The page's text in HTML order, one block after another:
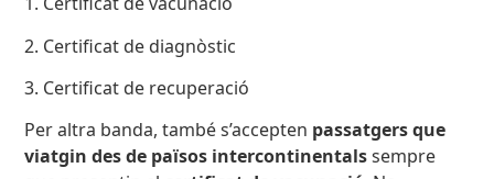
2. Certificat de diagnòstic
3. Certificat de recuperació
Per altra banda, també s’accepten passatgers que
viatgin des de països intercontinentalssempre